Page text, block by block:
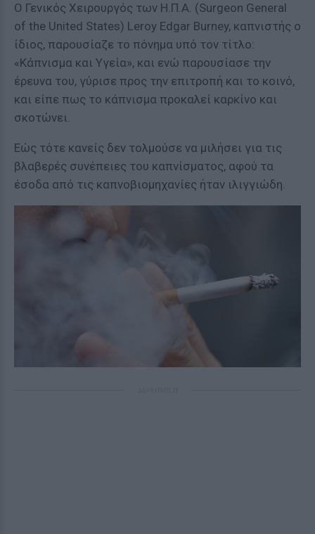
Ο Γενικός Χειρουργός των Η.Π.Α. (Surgeon General
of the United States) Leroy Edgar Burney, καπνιστής ο
ίδιος, παρουσίαζε το πόνημα υπό τον τίτλο:
«Κάπνισμα και Υγεία», και ενώ παρουσίασε την
έρευνα του, γύρισε προς την επιτροπή και το κοινό,
και είπε πως το κάπνισμα προκαλεί καρκίνο και
σκοτώνει.
Εώς τότε κανείς δεν τολμούσε να μιλήσει για τις
βλαβερές συνέπειες του καπνίσματος, αφού τα
έσοδα από τις καπνοβιομηχανίες ήταν ιλιγγιώδη.